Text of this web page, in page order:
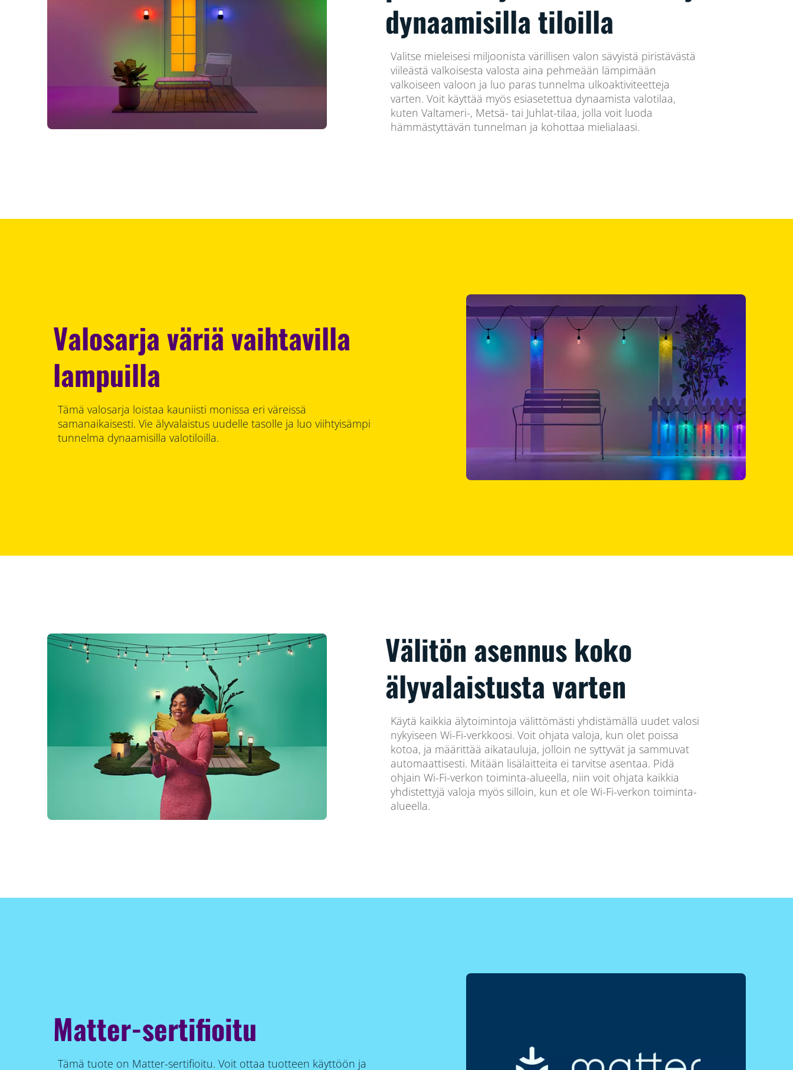
dynaamisilla tiloilla
Valitse mieleisesi miljoonista värillisen valon sävyistä piristävästä
viileästä valkoisesta valosta aina pehmeään lämpimään
valkoiseen valoon ja luo paras tunnelma ulkoaktiviteetteja
varten. Voit käyttää myös esiasetettua dynaamista valotilaa,
kuten Valtameri-, Metsä- tai Juhlat-tilaa, jolla voit luoda
hämmästyttävän tunnelman ja kohottaa mielialaasi.
Valosarja väriä vaihtavilla
lampuilla
Tämä valosarja loistaa kauniisti monissa eri väreissä
samanaikaisesti. Vie älyvalaistus uudelle tasolle ja luo viihtyisämpi
tunnelma dynaamisilla valotiloilla.
Välitön asennus koko
älyvalaistusta varten
Käytä kaikkia älytoimintoja välittömästi yhdistämällä uudet valosi
nykyiseen Wi-Fi-verkkoosi. Voit ohjata valoja, kun olet poissa
kotoa, ja määrittää aikatauluja, jolloin ne syttyvät ja sammuvat
automaattisesti. Mitään lisälaitteita ei tarvitse asentaa. Pidä
ohjain Wi-Fi-verkon toiminta-alueella, niin voit ohjata kaikkia
yhdistettyjä valoja myös silloin, kun et ole Wi-Fi-verkon toiminta-
alueella.
Matter-sertifioitu
Tämä tuote on Matter-sertifioitu. Voit ottaa tuotteen käyttöön ja